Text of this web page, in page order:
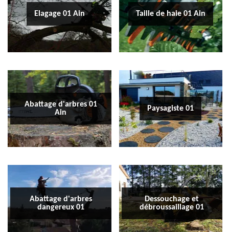
Elagage 01 Ain Taille de haie 01 Ain
Abattage d'arbres 01
Ain
Paysagiste 01
Abattage d'arbres
dangereux 01
Dessouchage et
débroussaillage 01